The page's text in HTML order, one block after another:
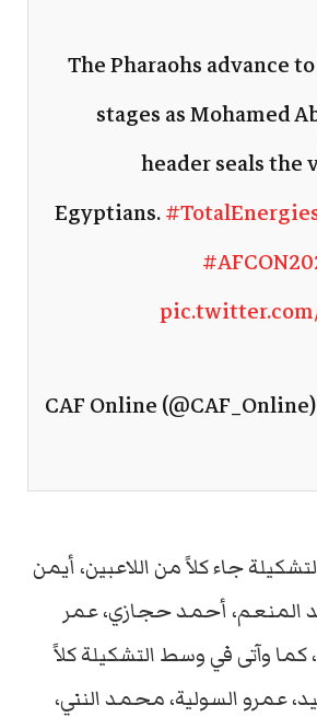
The Pharaohs advance
stages as Mohamed
header seals
Egyptians.
جاء كلاً من اللاعبين، أيمن
أحمد حجازي، عمر
كما وآتى في وسط التشكيلة كلاً
عمرو السولية، محمد النني،